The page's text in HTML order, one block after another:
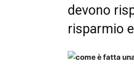
devono
risparmio